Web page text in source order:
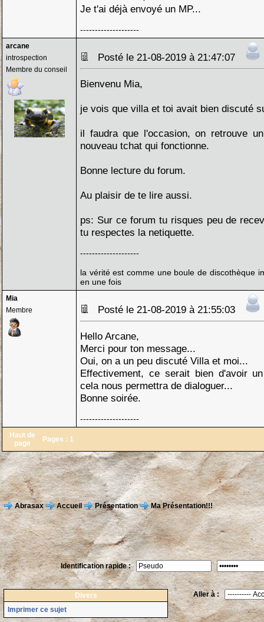
Je t'ai déjà envoyé un MP...
--------------------
arcane
introspection
Membre du conseil
Posté le 21-08-2019 à 21:47:07
Bienvenu Mia,
je vois que villa et toi avait bien discuté
il faudra que l'occasion, on retrouve
nouveau tchat qui fonctionne.
Bonne lecture du forum.
Au plaisir de te lire aussi.
ps: Sur ce forum tu risques peu de
tu respectes la netiquette.
--------------------
la vérité est comme une boule de discothèque
en une fois
Mia
Membre
Posté le 21-08-2019 à 21:55:03
Hello Arcane,
Merci pour ton message...
Oui, on a un peu discuté Villa et moi...
Effectivement, ce serait bien d'avoir
cela nous permettra de dialoguer...
Bonne soirée.
--------------------
Haut de
page
Pages : 1
Abrasax Accueil Présentation Ma Présentation!!!
Identification rapide :
Divers
Imprimer ce sujet
Aller à :